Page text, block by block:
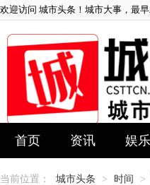
欢迎访问 城市头条！城市大事，最早
首页 资讯 娱乐
当前位置： 城市头条 > 时间 >